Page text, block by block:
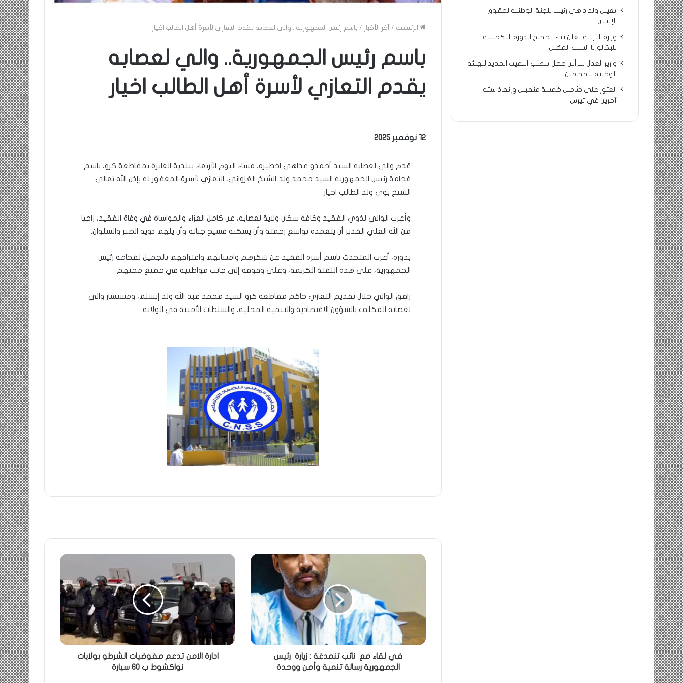
الرئيسية / آخر الأخبار / باسم رئيس الجمهورية.. والي لعصابه يقدم التعازي لأسرة أهل الطالب اخيار
باسم رئيس الجمهورية.. والي لعصابه
يقدم التعازي لأسرة أهل الطالب اخيار
12 نوفمبر 2025
قدم والي لعصابه السيد أحمدو عداهي اخطيره، مساء اليوم الأربعاء ببلدية الغايرة بمقاطعة كرو، باسم
فخامة رئيس الجمهورية السيد محمد ولد الشيخ الغزواني، التعازي لأسرة المغفور له بإذن الله تعالى
الشيخ بوي ولد الطالب اخيار.
وأعرب الوالي لذوي الفقيد وكافة سكان ولاية لعصابه، عن كامل العزاء والمواساة في وفاة الفقيد، راجيا
من الله العلي القدير أن يتغمده بواسع رحمته وأن يسكنه فسيح جناته وأن يلهم ذويه الصبر والسلوان.
بدوره، أعرب المتحدث باسم أسرة الفقيد عن شكرهم وامتنانهم واعترافهم بالجميل لفخامة رئيس
الجمهورية، على هذه اللفتة الكريمة، وعلى وقوفه إلى جانب مواطنيه في جميع محنهم.
رافق الوالي خلال تقديم التعازي حاكم مقاطعة كرو السيد محمد عبد الله ولد إيسلم، ومستشار والي
لعصابه المكلف بالشؤون الاقتصادية والتنمية المحلية، والسلطات الأمنية في الولاية
في لقاء مع نائب تنمدغة : زيارة رئيس
الجمهورية رسالة تنمية وأمن ووحدة
ادارة الامن تدعم مفوضيات الشرطو بولايات
نواكشوط ب 60 سيارة
تعيين ولد داهي رئيسا للجنة الوطنية لحقوق
الإنسان
وزارة التربية تعلن بدء تصحيح الدورة التكميلية
للبكالوريا السبت المقبل
و زير العدل يترأس حفل تنصيب النقيب الجديد للهيئة
الوطنية للمحامين
العثور على جثامين خمسة منقبين وإنقاذ ستة
آخرين في تيرس